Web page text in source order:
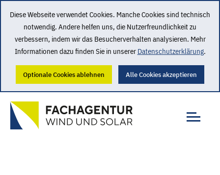
Diese Webseite verwendet Cookies. Manche Cookies sind technisch
notwendig. Andere helfen uns, die Nutzerfreundlichkeit zu
verbessern, indem wir das Besucherverhalten analysieren. Mehr
Informationen dazu finden Sie in unserer Datenschutzerklärung.
Optionale Cookies ablehnen Alle Cookies akzeptieren